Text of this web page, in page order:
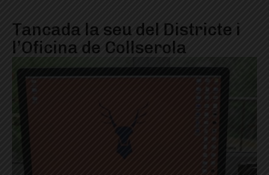
Tancada la seu del Districte i
l’Oficina de Collserola